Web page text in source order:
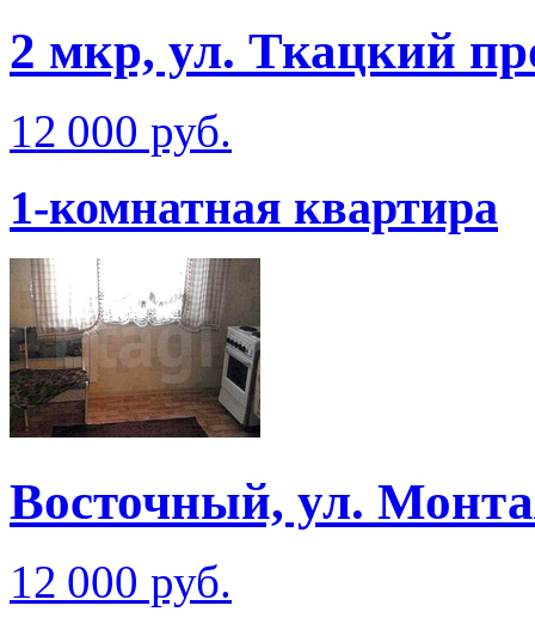
2 мкр, ул. Ткацкий
12 000 руб.
1-комнатная квартира
Восточный, ул.
12 000 руб.